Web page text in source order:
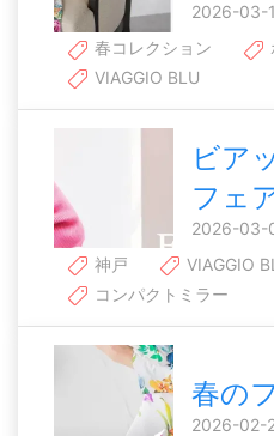
2026-03-
春コレクション
VIAGGIO BLU
ビア
フェ
2026-03-
神戸
VIAGGIO
コンパクトミラー
春の
2026-02-